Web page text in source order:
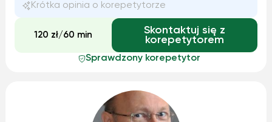
Krótka opinia o korepetytorze
120 zł/60 min
Skontaktuj się z
korepetytorem
Sprawdzony korepetytor